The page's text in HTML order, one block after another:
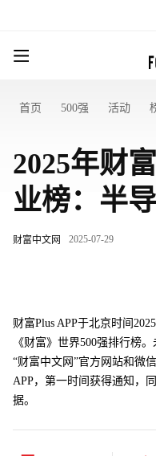
首页 500强 活动
2025年财
业榜：半
财富中文网 2025-07-29
财富Plus APP于北京时间
《财富》世界500强排行榜
“财富中文网”官方网站和微
APP，第一时间获得通知，
据。